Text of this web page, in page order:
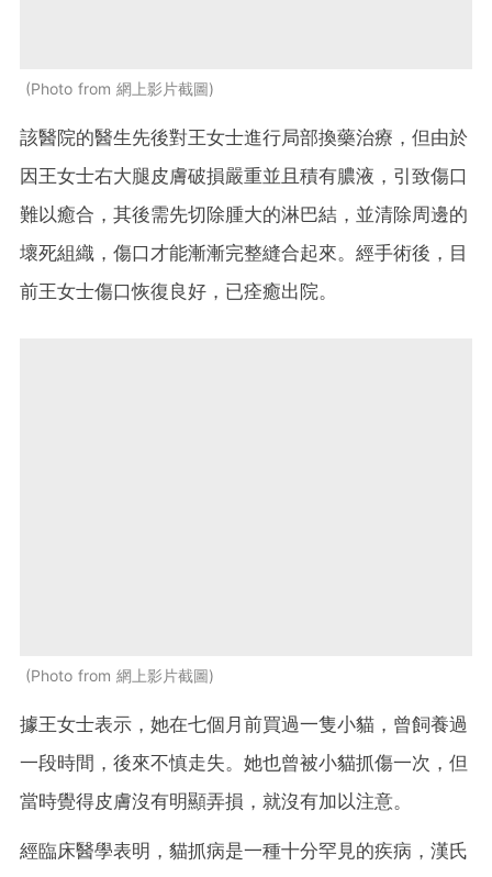
Photo from 網上影片截圖
該醫院的醫生先後對王女士進行局部換藥治療，但由於
因王女士右大腿皮膚破損嚴重並且積有膿液，引致傷口
難以癒合，其後需先切除腫大的淋巴結，並清除周邊的
壞死組織，傷口才能漸漸完整縫合起來。經手術後，目
前王女士傷口恢復良好，已痊癒出院。
Photo from 網上影片截圖
據王女士表示，她在七個月前買過一隻小貓，曾飼養過
一段時間，後來不慎走失。她也曾被小貓抓傷一次，但
當時覺得皮膚沒有明顯弄損，就沒有加以注意。
經臨床醫學表明，貓抓病是一種十分罕見的疾病，漢氏